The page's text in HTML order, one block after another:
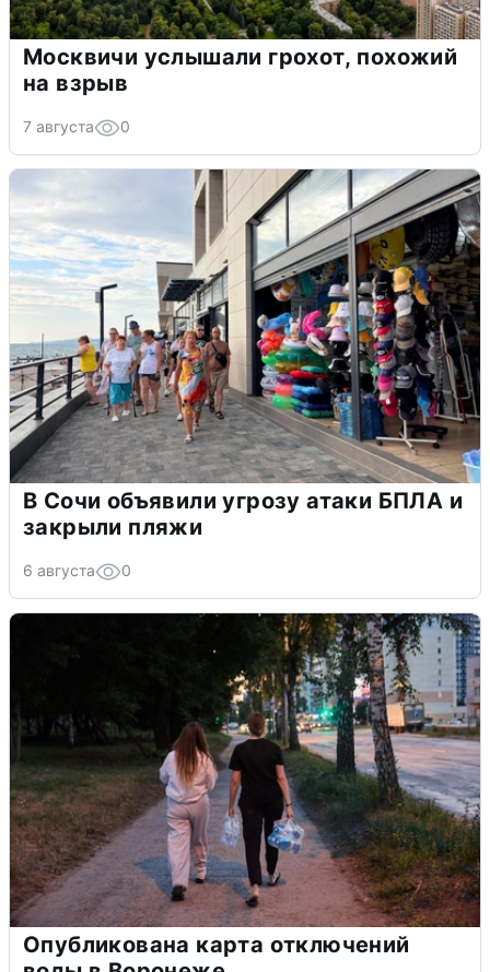
Москвичи услышали грохот, похожий
на взрыв
7 августа 0
В Сочи объявили угрозу атаки БПЛА и
закрыли пляжи
6 августа 0
Опубликована карта отключений